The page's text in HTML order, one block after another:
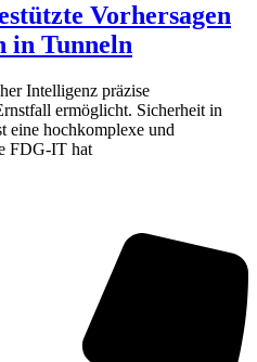
Vorhersagen
in Tunneln
Intelligenz präzise
ermöglicht. Sicherheit in
eine hochkomplexe und
FDG-IT hat